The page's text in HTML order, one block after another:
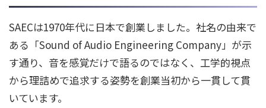
SAECは1970年代に日本で創業しました。社名の由来で
ある「Sound of Audio Engineering Company」が示
す通り、音を感覚だけで語るのではなく、工学的視点
から理詰めで追求する姿勢を創業当初から一貫して貫
いています。